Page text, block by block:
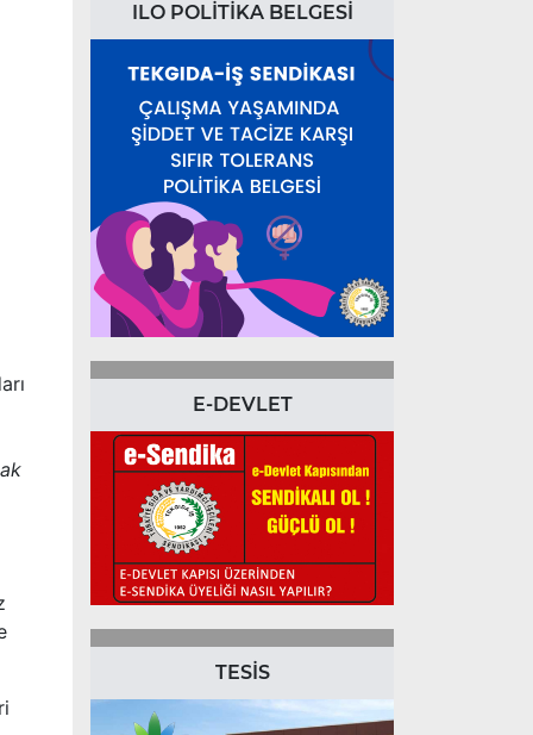
ILO POLİTİKA BELGESİ
E-DEVLET
TESİS